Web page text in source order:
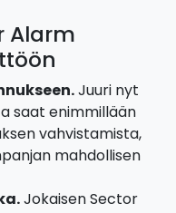
Alarm
Juuri nyt
saat enimmillään
vahvistamista,
mahdollisen
Jokaisen Sector